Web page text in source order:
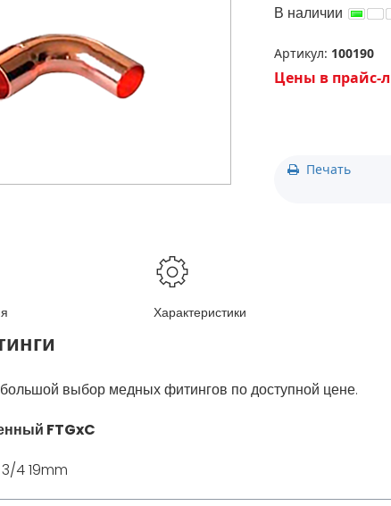
+7(778) 222-77-11
+7(747) 222-77-12
В наличии
Артикул: 100190
Цены в прайс-
Печать
Характеристики
выбор медных фитингов по доступной цене.
FTGxC
4 19mm